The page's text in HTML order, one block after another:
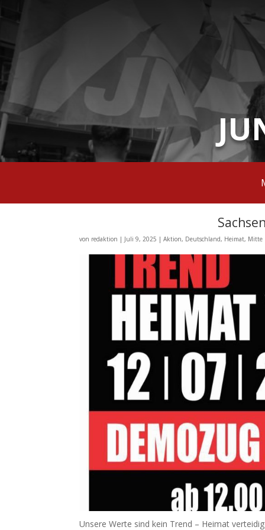
von redaktion | Juli 9, 2025 |Aktion, Deutschland, Heimat, Mitte
Unsere Werte sind kein Trend – Heimat